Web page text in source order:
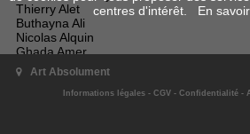
Thierry Alet
Buthayna Ali
Nicolas Alquin
Ghada Amer
El Anatsui
Joël Andrianomearisoa
Claudia Andujar
Art Absolument
Informations légales - CGV - Confidentialité -
centres d'intérêt. En savoir